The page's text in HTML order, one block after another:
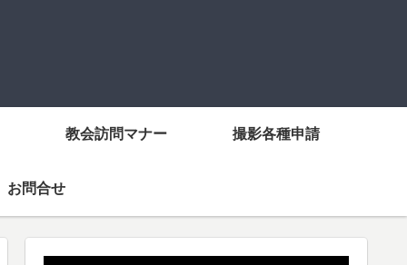
教会訪問マナー 撮影各種申請
お問合せ